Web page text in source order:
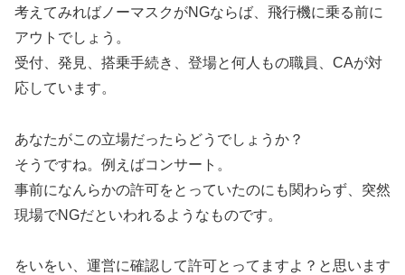
考えてみればノーマスクがNGならば、飛行機に乗る前に
アウトでしょう。
受付、発見、搭乗手続き、登場と何人もの職員、CAが対
応しています。
あなたがこの立場だったらどうでしょうか？
そうですね。例えばコンサート。
事前になんらかの許可をとっていたのにも関わらず、突然
現場でNGだといわれるようなものです。
をいをい、運営に確認して許可とってますよ？と思います